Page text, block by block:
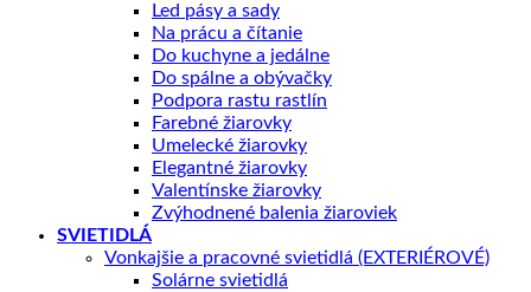
Led pásy a sady
Na prácu a čítanie
Do kuchyne a jedálne
Do spálne a obývačky
Podpora rastu rastlín
Farebné žiarovky
Umelecké žiarovky
Elegantné žiarovky
Valentínske žiarovky
Zvýhodnené balenia žiaroviek
SVIETIDLÁ
Vonkajšie a pracovné svietidlá (EXTERIÉROVÉ)
Solárne svietidlá